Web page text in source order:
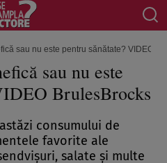
sau nu este pentru sănătate? VIDEO
sau nu este
BrulesBrocks
consumului de
favorite ale
salate şi multe